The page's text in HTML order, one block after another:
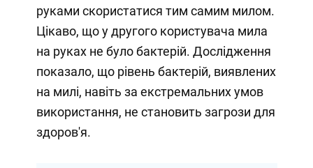
руками скористатися тим самим милом.
Цікаво, що у другого користувача мила
на руках не було бактерій. Дослідження
показало, що рівень бактерій, виявлених
на милі, навіть за екстремальних умов
використання, не становить загрози для
здоров'я.